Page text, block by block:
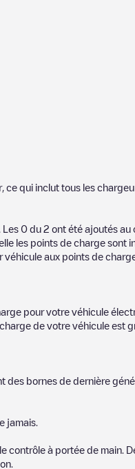
, ce qui inclut tous les
. Les 0 du 2 ont été ajoutés au
les points de charge sont
aux points de
pour votre véhicule
de votre véhicule est
des bornes de dernière
jamais.
à portée de main.